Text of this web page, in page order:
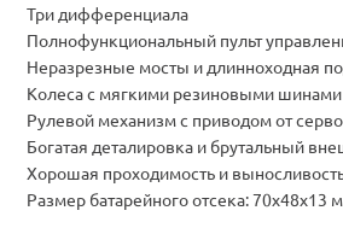
Три дифференциала
Полнофункциональный пульт
Неразрезные мосты и длинноходная
Колеса с мягкими резиновыми шинами
Рулевой механизм с приводом от
Богатая деталировка и брутальный
Хорошая проходимость и
Размер батарейного отсека: 70x48x13